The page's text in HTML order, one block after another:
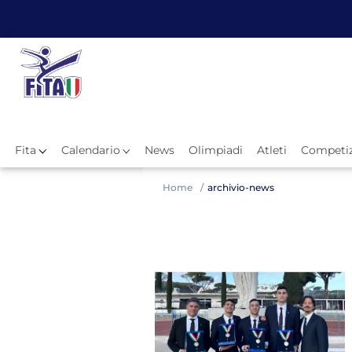
News
Fita Calendario News Olimpiadi Atleti
Home archivio-news